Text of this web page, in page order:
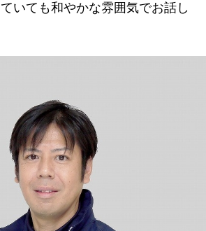
いても和やかな雰囲気でお話し